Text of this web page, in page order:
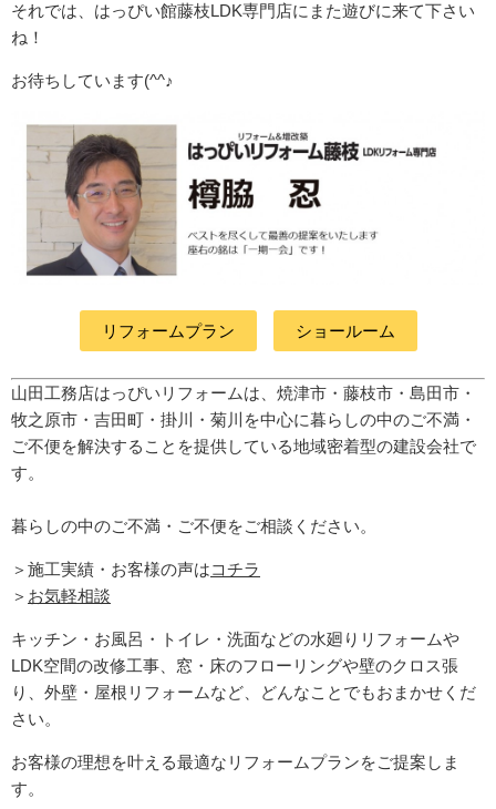
それでは、はっぴい館藤枝LDK専門店にまた遊びに来て下さい
ね！
お待ちしています(^^♪
リフォームプラン ショールーム
山田工務店はっぴいリフォームは、焼津市・藤枝市・島田市・
牧之原市・吉田町 ・掛川・菊川 を中心に暮らしの中のご不満・
ご不便を解決することを提供している地域密着型の建設会社で
す。
暮らしの中のご不満・ご不便をご相談ください。
＞施工実績・お客様の声はコチラ
＞ お気軽相談
キッチン・お風呂・トイレ・洗面などの水廻りリフォームや
LDK空間の改修工事、窓・床のフローリングや壁のクロス張
り、外壁・屋根リフォームなど、どんなことでもおまかせくだ
さい。
お客様の理想を叶える最適なリフォームプランをご提案しま
す。